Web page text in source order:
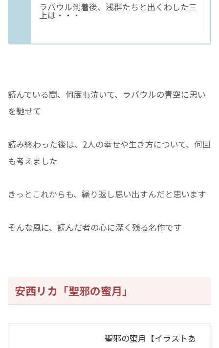
ラバウル到着後、浅群たちと出くわした三
上は・・・
読んでいる間、何度も泣いて、ラバウルの青空に思い
を馳せて
読み終わった後は、2人の幸せや生き方について、何回
も考えました
きっとこれからも、繰り返し思い出すんだと思います
そんな風に、読んだ者の心に深く残る名作です
安西リカ「聖邪の蜜月」
聖邪の蜜月【イラストあ